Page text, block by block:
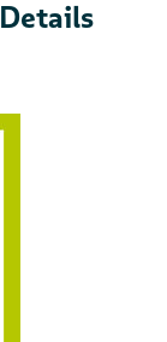
Details